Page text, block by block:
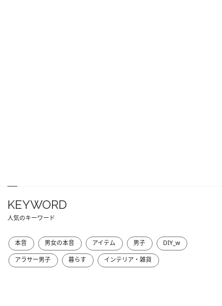
KEYWORD
人気のキーワード
本音 男女の本音 アイテム 男子
DIY_w
アラサー男子
暮らす インテリア・雑貨